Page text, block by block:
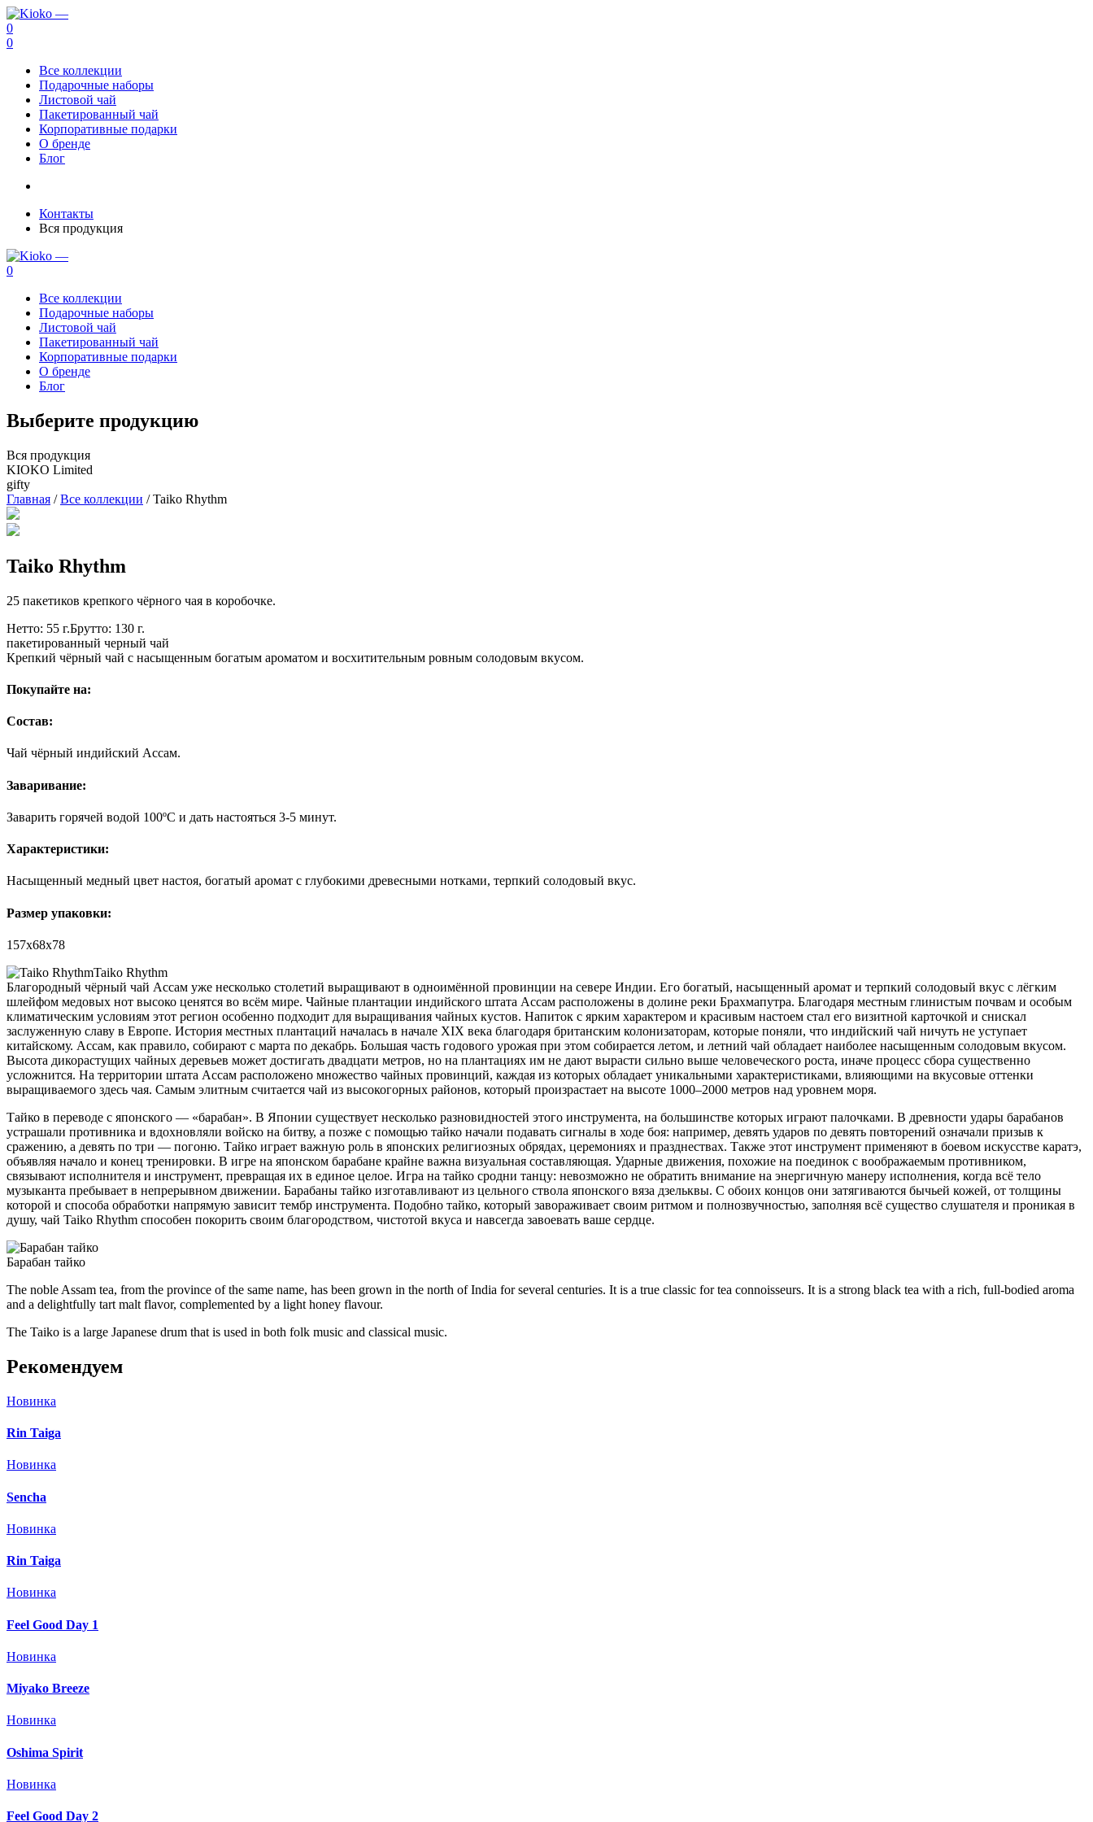
0
0
Все коллекции
Подарочные наборы
Листовой чай
Пакетированный чай
Корпоративные подарки
О бренде
Блог
Контакты
Вся продукция
0
Все коллекции
Подарочные наборы
Листовой чай
Пакетированный чай
Корпоративные подарки
О бренде
Блог
Выберите продукцию
Вся продукция
KIOKO Limited
gifty
Главная /Все коллекции /Taiko Rhythm
Taiko Rhythm
25 пакетиков крепкого чёрного чая в коробочке.
Нетто: 55 г.Брутто: 130 г.
пакетированный черный чай
Крепкий чёрный чай с насыщенным богатым ароматом и восхитительным ровным солодовым вкусом.
Покупайте на:
Состав:
Чай чёрный индийский Ассам.
Заваривание:
Заварить горячей водой 100ºС и дать настояться 3-5 минут.
Характеристики:
Насыщенный медный цвет настоя, богатый аромат с глубокими древесными нотками, терпкий солодовый вкус.
Размер упаковки:
157х68х78
Taiko Rhythm
Благородный чёрный чай Ассам уже несколько столетий выращивают в одноимённой провинции на севере Индии. Его богатый, насыщенный аромат и терпкий солодовый вкус с лёгким
шлейфом медовых нот высоко ценятся во всём мире. Чайные плантации индийского штата Ассам расположены в долине реки Брахмапутра. Благодаря местным глинистым почвам и особым
климатическим условиям этот регион особенно подходит для выращивания чайных кустов. Напиток с ярким характером и красивым настоем стал его визитной карточкой и снискал
заслуженную славу в Европе. История местных плантаций началась в начале XIX века благодаря британским колонизаторам, которые поняли, что индийский чай ничуть не уступает
китайскому. Ассам, как правило, собирают с марта по декабрь. Большая часть годового урожая при этом собирается летом, и летний чай обладает наиболее насыщенным солодовым вкусом.
Высота дикорастущих чайных деревьев может достигать двадцати метров, но на плантациях им не дают вырасти сильно выше человеческого роста, иначе процесс сбора существенно
усложнится. На территории штата Ассам расположено множество чайных провинций, каждая из которых обладает уникальными характеристиками, влияющими на вкусовые оттенки
выращиваемого здесь чая. Самым элитным считается чай из высокогорных районов, который произрастает на высоте 1000–2000 метров над уровнем моря.
Тайко в переводе с японского — «барабан». В Японии существует несколько разновидностей этого инструмента, на большинстве которых играют палочками. В древности удары барабанов
устрашали противника и вдохновляли войско на битву, а позже с помощью тайко начали подавать сигналы в ходе боя: например, девять ударов по девять повторений означали призыв к
сражению, а девять по три — погоню. Тайко играет важную роль в японских религиозных обрядах, церемониях и празднествах. Также этот инструмент применяют в боевом искусстве каратэ,
объявляя начало и конец тренировки. В игре на японском барабане крайне важна визуальная составляющая. Ударные движения, похожие на поединок с воображаемым противником,
связывают исполнителя и инструмент, превращая их в единое целое. Игра на тайко сродни танцу: невозможно не обратить внимание на энергичную манеру исполнения, когда всё тело
музыканта пребывает в непрерывном движении. Барабаны тайко изготавливают из цельного ствола японского вяза дзельквы. С обоих концов они затягиваются бычьей кожей, от толщины
которой и способа обработки напрямую зависит тембр инструмента. Подобно тайко, который завораживает своим ритмом и полнозвучностью, заполняя всё существо слушателя и проникая в
душу, чай Taiko Rhythm способен покорить своим благородством, чистотой вкуса и навсегда завоевать ваше сердце.
Барабан тайко
The noble Assam tea, from the province of the same name, has been grown in the north of India for several centuries. It is a true classic for tea connoisseurs. It is a strong black tea with a rich, full-bodied aroma
and a delightfully tart malt flavor, complemented by a light honey flavour.
The Taiko is a large Japanese drum that is used in both folk music and classical music.
Рекомендуем
Новинка
Rin Taiga
Новинка
Sencha
Новинка
Rin Taiga
Новинка
Feel Good Day 1
Новинка
Miyako Breeze
Новинка
Oshima Spirit
Новинка
Feel Good Day 2